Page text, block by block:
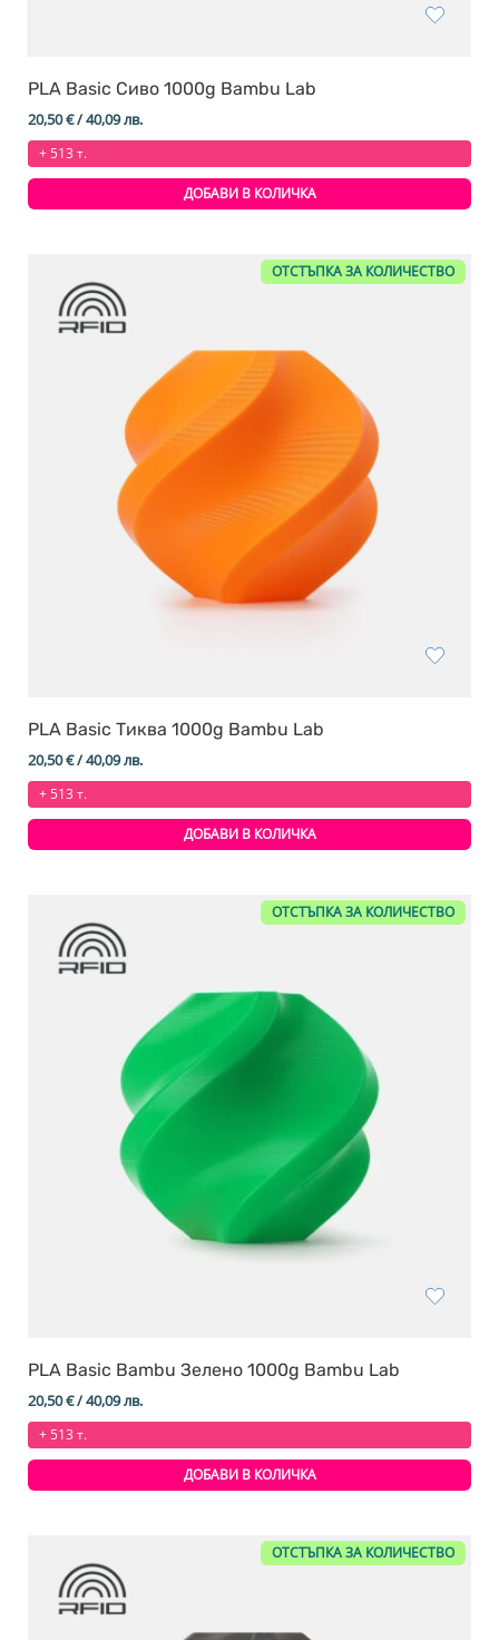
PLA Basic Сиво 1000g Bambu Lab
20,50€/ 40,09 лв.
+ 513 т.
ДОБАВИ В КОЛИЧКА
ОТСТЪПКА ЗА КОЛИЧЕСТВО
PLA Basic Тиква 1000g Bambu Lab
20,50€/ 40,09 лв.
+ 513 т.
ДОБАВИ В КОЛИЧКА
ОТСТЪПКА ЗА КОЛИЧЕСТВО
PLA Basic Bambu Зелено 1000g Bambu Lab
20,50€/ 40,09 лв.
+ 513 т.
ДОБАВИ В КОЛИЧКА
ОТСТЪПКА ЗА КОЛИЧЕСТВО